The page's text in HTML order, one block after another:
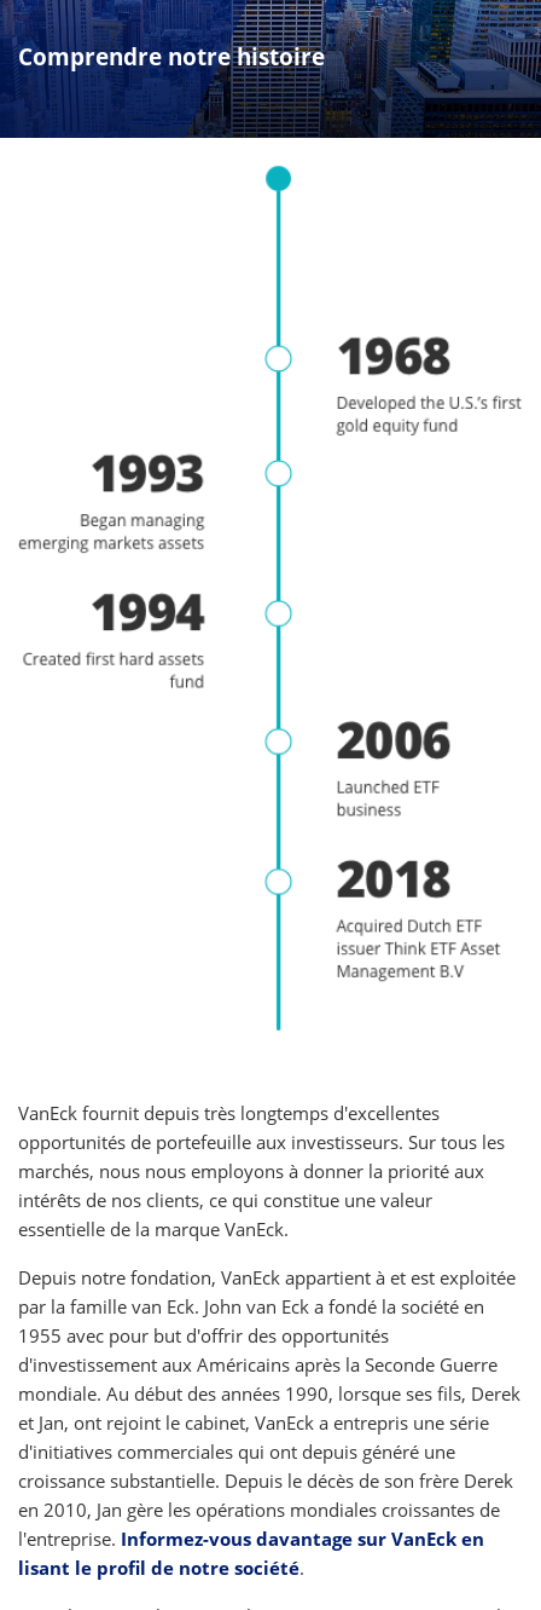
Comprendre notre histoire
VanEck fournit depuis très longtemps d'excellentes
opportunités de portefeuille aux investisseurs. Sur tous les
marchés, nous nous employons à donner la priorité aux
intérêts de nos clients, ce qui constitue une valeur
essentielle de la marque VanEck.
Depuis notre fondation, VanEck appartient à et est exploitée
par la famille van Eck. John van Eck a fondé la société en
1955 avec pour but d'offrir des opportunités
d'investissement aux Américains après la Seconde Guerre
mondiale. Au début des années 1990, lorsque ses fils, Derek
et Jan, ont rejoint le cabinet, VanEck a entrepris une série
d'initiatives commerciales qui ont depuis généré une
croissance substantielle. Depuis le décès de son frère Derek
en 2010, Jan gère les opérations mondiales croissantes de
l'entreprise. Informez-vous davantage sur VanEck en
lisant le profil de notre société.